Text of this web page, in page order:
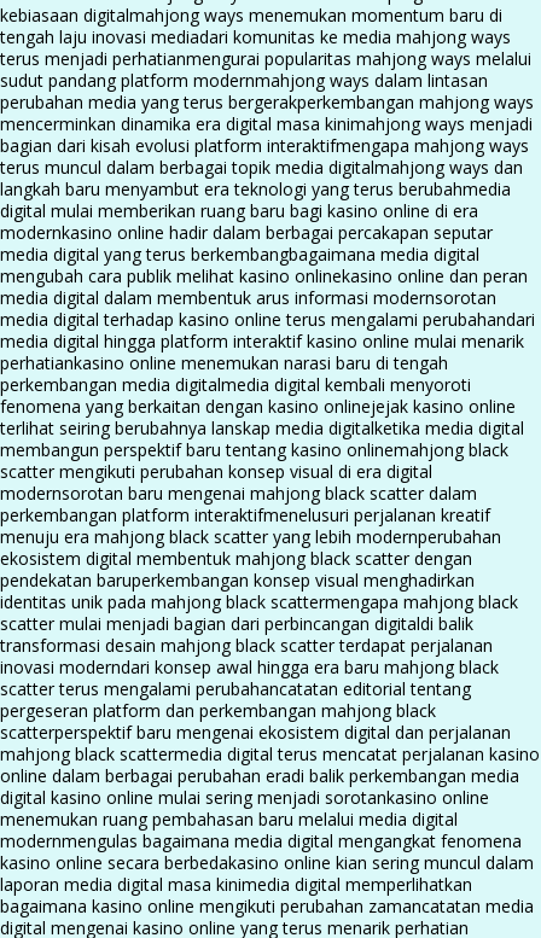
kebiasaan digitalmahjong ways menemukan momentum baru di
tengah laju inovasi mediadari komunitas ke media mahjong ways
terus menjadi perhatianmengurai popularitas mahjong ways melalui
sudut pandang platform modernmahjong ways dalam lintasan
perubahan media yang terus bergerakperkembangan mahjong ways
mencerminkan dinamika era digital masa kinimahjong ways menjadi
bagian dari kisah evolusi platform interaktifmengapa mahjong ways
terus muncul dalam berbagai topik media digitalmahjong ways dan
langkah baru menyambut era teknologi yang terus berubahmedia
digital mulai memberikan ruang baru bagi kasino online di era
modernkasino online hadir dalam berbagai percakapan seputar
media digital yang terus berkembangbagaimana media digital
mengubah cara publik melihat kasino onlinekasino online dan peran
media digital dalam membentuk arus informasi modernsorotan
media digital terhadap kasino online terus mengalami perubahandari
media digital hingga platform interaktif kasino online mulai menarik
perhatiankasino online menemukan narasi baru di tengah
perkembangan media digitalmedia digital kembali menyoroti
fenomena yang berkaitan dengan kasino onlinejejak kasino online
terlihat seiring berubahnya lanskap media digitalketika media digital
membangun perspektif baru tentang kasino onlinemahjong black
scatter mengikuti perubahan konsep visual di era digital
modernsorotan baru mengenai mahjong black scatter dalam
perkembangan platform interaktifmenelusuri perjalanan kreatif
menuju era mahjong black scatter yang lebih modernperubahan
ekosistem digital membentuk mahjong black scatter dengan
pendekatan baruperkembangan konsep visual menghadirkan
identitas unik pada mahjong black scattermengapa mahjong black
scatter mulai menjadi bagian dari perbincangan digitaldi balik
transformasi desain mahjong black scatter terdapat perjalanan
inovasi moderndari konsep awal hingga era baru mahjong black
scatter terus mengalami perubahancatatan editorial tentang
pergeseran platform dan perkembangan mahjong black
scatterperspektif baru mengenai ekosistem digital dan perjalanan
mahjong black scattermedia digital terus mencatat perjalanan kasino
online dalam berbagai perubahan eradi balik perkembangan media
digital kasino online mulai sering menjadi sorotankasino online
menemukan ruang pembahasan baru melalui media digital
modernmengulas bagaimana media digital mengangkat fenomena
kasino online secara berbedakasino online kian sering muncul dalam
laporan media digital masa kinimedia digital memperlihatkan
bagaimana kasino online mengikuti perubahan zamancatatan media
digital mengenai kasino online yang terus menarik perhatian